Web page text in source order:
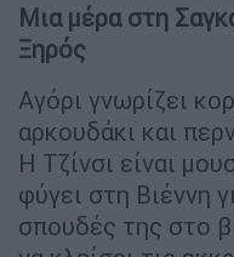
Μια μέρα στη
Ξηρός
Αγόρι γνωρίζει
αρκουδάκι και
Η Τζίνσι είναι
φύγει στη Βιέννη
σπουδές της στο